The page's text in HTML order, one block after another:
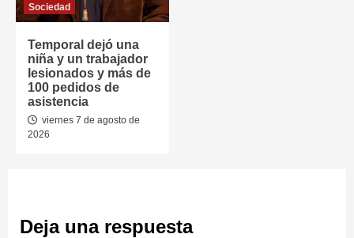
Sociedad
Temporal dejó una
niña y un trabajador
lesionados y más de
100 pedidos de
asistencia
viernes 7 de agosto de
2026
Deja una respuesta